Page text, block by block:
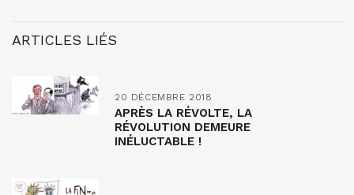
ARTICLES LIÉS
20 DÉCEMBRE 2018
APRÈS LA RÉVOLTE, LA
RÉVOLUTION DEMEURE
INÉLUCTABLE !